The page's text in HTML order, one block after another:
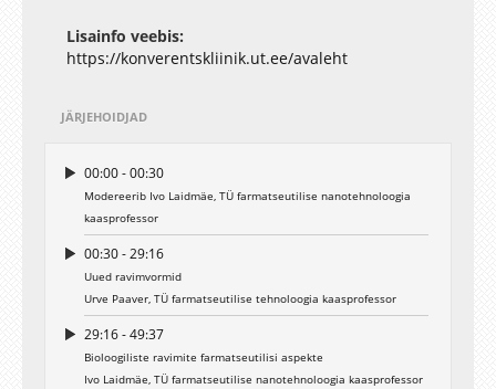
Lisainfo veebis:
https://konverentskliinik.ut.ee/avaleht
JÄRJEHOIDJAD
00:00 - 00:30
Modereerib Ivo Laidmäe, TÜ farmatseutilise nanotehnoloogia
kaasprofessor
00:30 - 29:16
Uued ravimvormid
Urve Paaver, TÜ farmatseutilise tehnoloogia kaasprofessor
29:16 - 49:37
Bioloogiliste ravimite farmatseutilisi aspekte
Ivo Laidmäe, TÜ farmatseutilise nanotehnoloogia kaasprofessor